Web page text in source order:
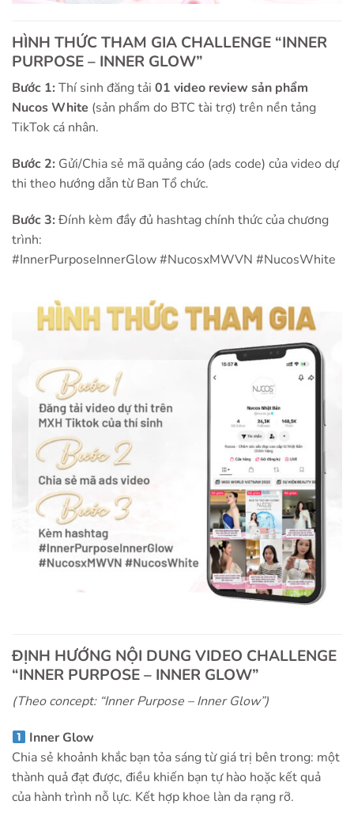
HÌNH THỨC THAM GIA CHALLENGE “INNER
PURPOSE – INNER GLOW”
Bước 1: Thí sinh đăng tải 01 video review sản phẩm
Nucos White (sản phẩm do BTC tài trợ) trên nền tảng
TikTok cá nhân.
Bước 2: Gửi/Chia sẻ mã quảng cáo (ads code) của video dự
thi theo hướng dẫn từ Ban Tổ chức.
Bước 3: Đính kèm đầy đủ hashtag chính thức của chương
trình:
#InnerPurposeInnerGlow #NucosxMWVN #NucosWhite
ĐỊNH HƯỚNG NỘI DUNG VIDEO CHALLENGE
“INNER PURPOSE – INNER GLOW”
(Theo concept: “Inner Purpose – Inner Glow”)
Inner Glow
Chia sẻ khoảnh khắc bạn tỏa sáng từ giá trị bên trong: một
thành quả đạt được, điều khiến bạn tự hào hoặc kết quả
của hành trình nỗ lực. Kết hợp khoe làn da rạng rỡ.